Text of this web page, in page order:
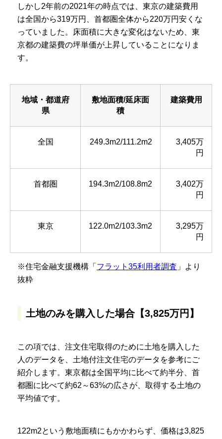
しかし2年前の2021年の時点では、東京の建築費用
は全国から319万円、首都圏全体から220万円安くな
っていました。床面積に大きな変化はないため、東
京都の建築費の坪単価が上昇していることになりま
す。
地域・都道府
県
敷地面積/延床面
積
建築費用
全国 249.3m2/111.2m2
3,405万
円
首都圏 194.3m2/108.8m2
3,402万
円
東京 122.0m2/103.3m2
3,295万
円
※住宅金融支援機構「 フラット35利用者調査 」より
抜粋
土地のみを購入した場合【3,825万円】
この項では、注文住宅取得のために土地を購入した
人のデータを、土地付注文住宅のデータを参考にご
紹介します。東京都は全国平均に比べて約半分、首
都圏に比べて約62～63%の広さが、取得する土地の
平均値です。
122m2という敷地面積にもかかわらず、価格は3,825